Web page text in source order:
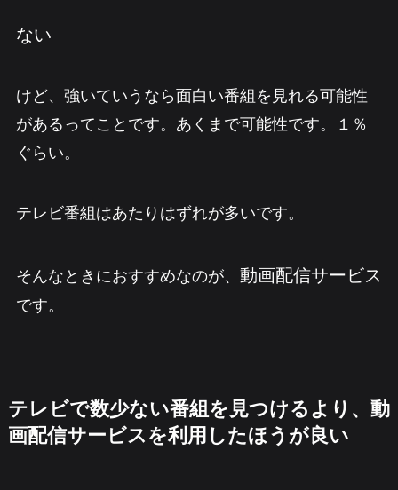
ない
けど、強いていうなら面白い番組を見れる可能性
があるってことです。あくまで可能性です。１％
ぐらい。
テレビ番組はあたりはずれが多いです。
そんなときにおすすめなのが、 動画配信サービス
です。
テレビで数少ない番組を見つけるより、動
画配信サービスを利用したほうが良い